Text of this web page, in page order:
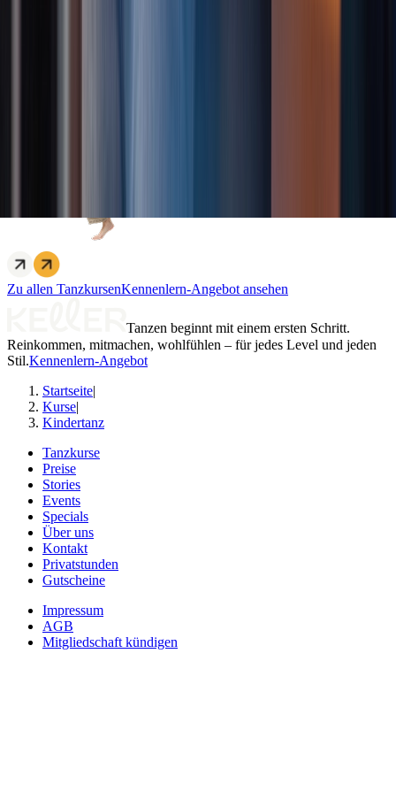
Zu allen TanzkursenKennenlern-Angebot ansehen
Tanzen beginnt mit einem ersten Schritt.
Reinkommen, mitmachen, wohlfühlen – für jedes Level und jeden
Stil.Kennenlern-Angebot
Startseite|
Kurse|
Kindertanz
Tanzkurse
Preise
Stories
Events
Specials
Über uns
Kontakt
Privatstunden
Gutscheine
Impressum
AGB
Mitgliedschaft kündigen